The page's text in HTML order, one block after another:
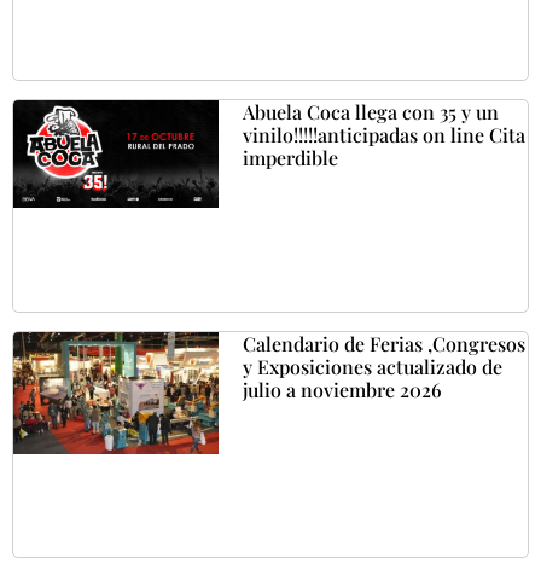
Abuela Coca llega con 35 y un
vinilo!!!!!anticipadas on line Cita
imperdible
Calendario de Ferias ,Congresos
y Exposiciones actualizado de
julio a noviembre 2026